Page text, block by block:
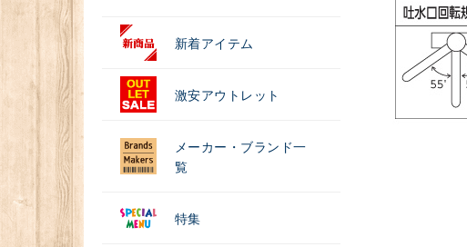
新着アイテム
激安アウトレット
メーカー・ブランド一
覧
特集